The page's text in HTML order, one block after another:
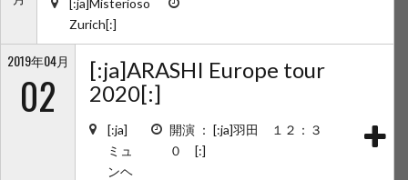
Zurich[:]
2019年04月
02
[:ja]ARASHI Europe tour
2020[:]
[:ja]
ミュ
ンヘ
開演 ： [:ja]羽田 １２：３
０ [:]